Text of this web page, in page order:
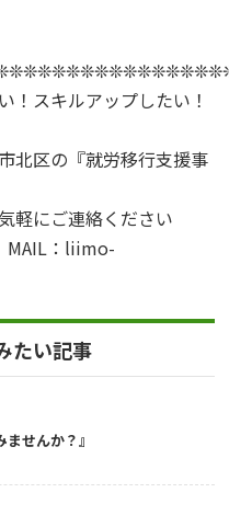
！スキルアップしたい！
北区の『就労移行支援事
軽にご連絡ください
MAIL：liimo-
たい記事
ませんか？』